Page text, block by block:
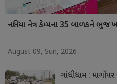
નલિયા નેત્ર કેમ્પના 35 બાળકને ભુજ
August 09, Sun, 2026
ગાંધીધામ : માર્ગો